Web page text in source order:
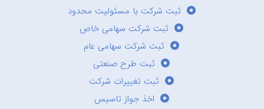
ثبت شرکت با مسئولیت محدود
ثبت شرکت سهامی خاص
ثبت شرکت سهامی عام
ثبت طرح صنعتی
ثبت تغییرات شرکت
اخذ جواز تاسیس